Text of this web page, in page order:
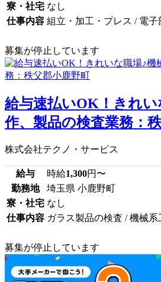
寮・社宅 なし
仕事内容 組立・加工・プレス / 電子
募集が停止しています
給与速払いOK！きれい
作、製品の検査業務：
株式会社テクノ・サービス
給与 時給1,300円〜
勤務地
埼玉県 小鹿野町
寮・社宅 なし
仕事内容 ガラス製品の検査 / 機械系
募集が停止しています